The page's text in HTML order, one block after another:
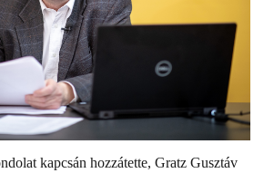
kapcsán hozzátette, Gratz Gusztáv